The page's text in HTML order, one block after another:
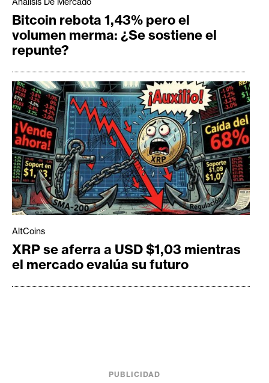
Bitcoin rebota 1,43% pero el
volumen merma: ¿Se sostiene el
repunte?
AltCoins
XRP se aferra a USD $1,03 mientras
el mercado evalúa su futuro
PUBLICIDAD